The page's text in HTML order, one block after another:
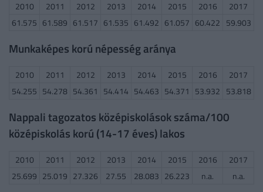
2010 2011 2012 2013 2014 2015 2016
2017
61.575 61.589 61.517 61.535 61.492 61.057 60.422 59.903
Munkaképes korú népesség aránya
2010 2011 2012 2013 2014 2015 2016
2017
54.255 54.278 54.361 54.414 54.463 54.371 53.932 53.818
Nappali tagozatos középiskolások száma/100
középiskolás korú (14-17 éves) lakos
2010 2011 2012 2013 2014 2015 2016
2017
25.699 25.019 27.326 27.55 28.083 26.223 n.a. n.a.